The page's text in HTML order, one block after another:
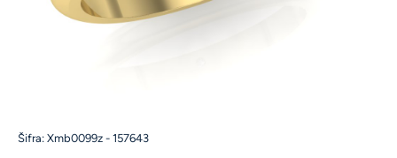
Šifra: Xmb0099z - 157643